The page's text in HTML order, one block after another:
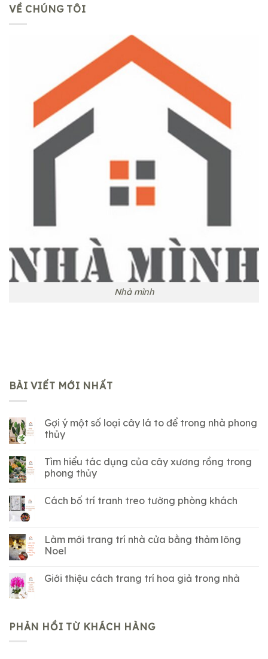
VỀ CHÚNG TÔI
Nhà mình
BÀI VIẾT MỚI NHẤT
Gợi ý một số loại cây lá to để trong nhà phong
thủy
Tìm hiểu tác dụng của cây xương rồng trong
phong thủy
Cách bố trí tranh treo tường phòng khách
Làm mới trang trí nhà cửa bằng thảm lông
Noel
Giới thiệu cách trang trí hoa giả trong nhà
PHẢN HỒI TỪ KHÁCH HÀNG